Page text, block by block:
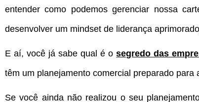
entender como podemos gerenciar nossa
desenvolver um mindset de liderança
E aí, você já sabe qual é osegredo das
têm um planejamento comercial preparado
Se você ainda não realizou o seu